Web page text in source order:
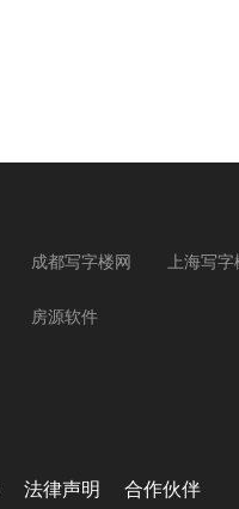
成都写字楼网 上海写字
房源软件
法律声明 合作伙伴